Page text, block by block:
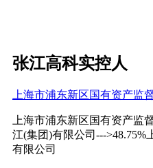
张江高科实控人
上海市浦东新区国有资产监
上海市浦东新区国有资产监
江(集团)有限公司---
有限公司